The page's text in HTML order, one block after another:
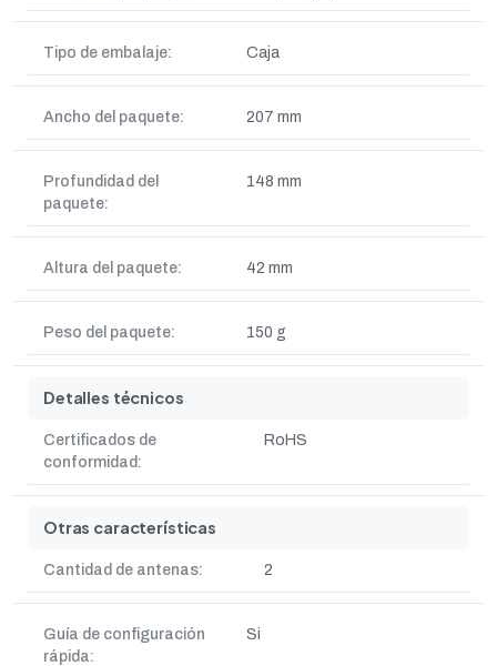
Tipo de embalaje: Caja
Ancho del paquete: 207 mm
Profundidad del
paquete:
148 mm
Altura del paquete: 42 mm
Peso del paquete: 150 g
Detalles técnicos
Certificados de
conformidad:
RoHS
Otras características
Cantidad de antenas: 2
Guía de configuración
rápida:
Si